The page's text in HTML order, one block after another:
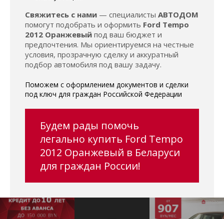
Свяжитесь с нами — специалисты АВТОДОМ
помогут подобрать и оформить Ford Tempo
2012 Оранжевый под ваш бюджет и
предпочтения. Мы ориентируемся на честные
условия, прозрачную сделку и аккуратный
подбор автомобиля под вашу задачу.
Поможем с оформлением документов и сделки
под ключ для граждан Российской Федерации
Будем рады помочь
легально купить Ford Tempo
2012 Оранжевый в Беларуси
для граждан России!